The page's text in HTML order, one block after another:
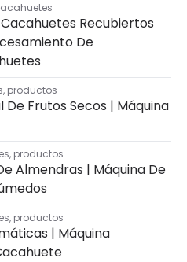
Recubiertos
De
, productos
Frutos Secos | Máquina
, productos
Almendras | Máquina De
, productos
| Máquina